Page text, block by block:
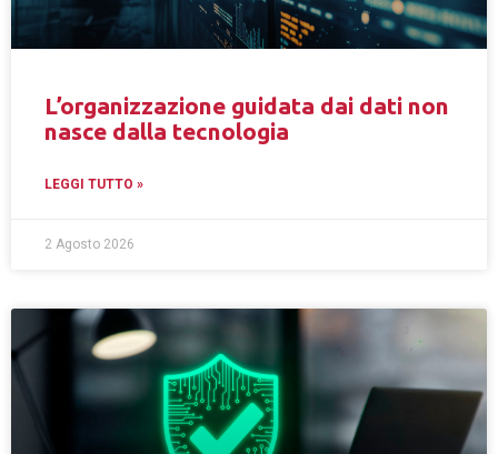
L’organizzazione guidata dai dati non
nasce dalla tecnologia
LEGGI TUTTO »
2 Agosto 2026